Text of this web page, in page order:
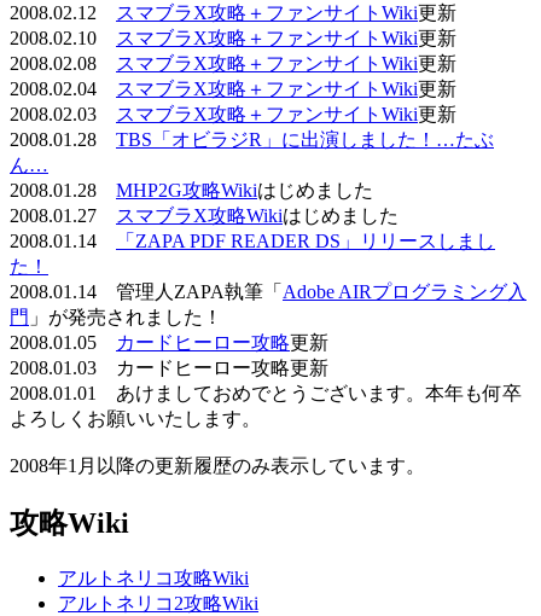
2008.02.12
スマブラX攻略＋ファンサイトWiki更新
2008.02.10
スマブラX攻略＋ファンサイトWiki更新
2008.02.08
スマブラX攻略＋ファンサイトWiki更新
2008.02.04
スマブラX攻略＋ファンサイトWiki更新
2008.02.03
スマブラX攻略＋ファンサイトWiki更新
2008.01.28 TBS「オビラジR」に出演しました！…たぶ
ん…
2008.01.28 MHP2G攻略Wikiはじめました
2008.01.27
スマブラX攻略Wikiはじめました
2008.01.14
「ZAPA PDF READER DS」リリースしまし
た！
2008.01.14 管理人ZAPA執筆「 Adobe AIRプログラミング入
門 」が発売されました！
2008.01.05
カードヒーロー攻略更新
2008.01.03 カードヒーロー攻略更新
2008.01.01 あけましておめでとうございます。本年も何卒
よろしくお願いいたします。
2008年1月以降の更新履歴のみ表示しています。
攻略Wiki
アルトネリコ攻略Wiki
アルトネリコ2攻略Wiki